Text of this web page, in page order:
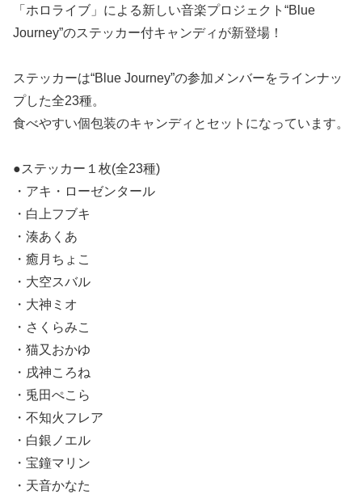
「ホロライブ」による新しい音楽プロジェクト“Blue
Journey”のステッカー付キャンディが新登場！
ステッカーは“Blue Journey”の参加メンバーをラインナッ
プした全23種。
食べやすい個包装のキャンディとセットになっています。
●ステッカー１枚(全23種)
・アキ・ローゼンタール
・白上フブキ
・湊あくあ
・癒月ちょこ
・大空スバル
・大神ミオ
・さくらみこ
・猫又おかゆ
・戌神ころね
・兎田ぺこら
・不知火フレア
・白銀ノエル
・宝鐘マリン
・天音かなた